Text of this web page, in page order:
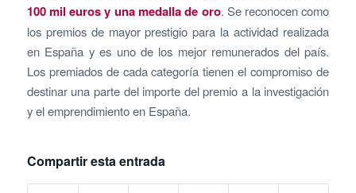
100 mil euros y una medalla de oro. Se reconocen como
los premios de mayor prestigio para la actividad realizada
en España y es uno de los mejor remunerados del país.
Los premiados de cada categoría tienen el compromiso de
destinar una parte del importe del premio a la investigación
y el emprendimiento en España.
Compartir esta entrada